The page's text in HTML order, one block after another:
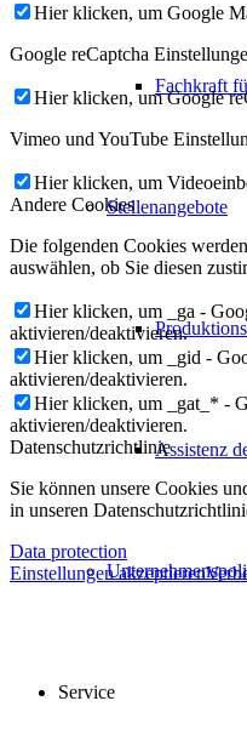
Fachkraft
Stellenangebote
Assistenz
Service
Hier klicken, um Google
Google reCaptcha
Hier klicken, um Google
Vimeo und YouTube
Hier klicken, um
Andere Cookies
Die folgenden Cookies
auswählen, ob Sie diesen
Hier klicken, um _ga -
aktivieren/deaktivieren.
Hier klicken, um _gid -
aktivieren/deaktivieren.
Hier klicken, um _gat_* -
aktivieren/deaktivieren.
Datenschutzrichtlinie
Sie können unsere Cookies
in unseren
Data protection
Einstellungen akzeptieren